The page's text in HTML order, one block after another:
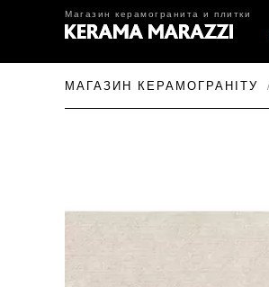
Магазин керамогранита и плитки
МАГАЗИН КЕРАМОГРАНІТУ